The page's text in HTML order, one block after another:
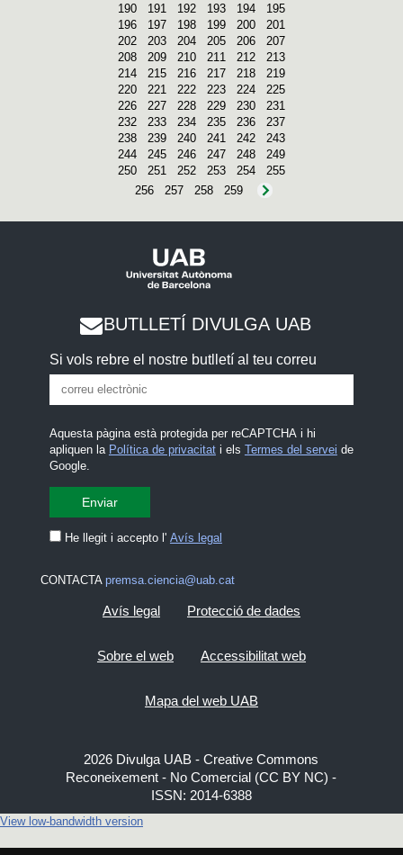
190
191 192 193 194
195
196
197 198 199 200
201
202
203 204 205 206
207
208
209 210 211 212
213
214
215 216 217 218
219
220
221 222 223 224
225
226
227 228 229 230
231
232
233 234 235 236
237
238
239 240 241 242
243
244
245 246 247 248
249
250
251 252 253 254
255
256
257 258 259
BUTLLETÍ DIVULGA UAB
Si vols rebre el nostre butlletí al teu correu
Aquesta pàgina està protegida per reCAPTCHA i hi
apliquen la Política de privacitati els Termes del servei de
Google.
He llegit i accepto l' Avís legal
CONTACTA premsa.ciencia@uab.cat
Avís legal Protecció de dades
Sobre el web Accessibilitat web
Mapa del web UAB
2026 Divulga UAB - Creative Commons
Reconeixement - No Comercial (CC BY NC) -
ISSN: 2014-6388
View low-bandwidth version